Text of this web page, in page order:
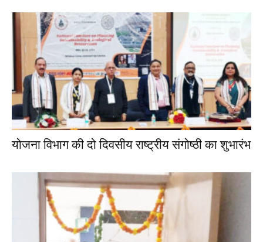
योजना विभाग की दो दिवसीय राष्ट्रीय संगोष्ठी का शुभारंभ